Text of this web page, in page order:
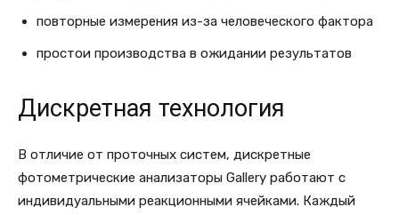
повторные измерения из-за человеческого фактора
простои производства в ожидании результатов
Дискретная технология
В отличие от проточных систем, дискретные
фотометрические анализаторы Gallery работают с
индивидуальными реакционными ячейками. Каждый